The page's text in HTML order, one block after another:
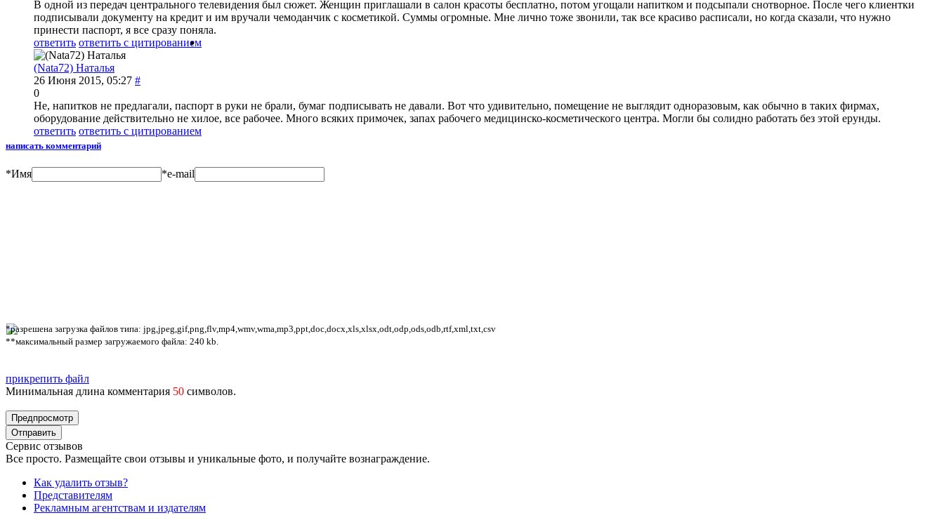
В одной из передач центрального телевидения был сюжет. Женщин приглашали в салон красоты бесплатно, потом угощали напитком и подсыпали снотворное. После чего клиентки
подписывали документу на кредит и им вручали чемоданчик с косметикой. Суммы огромные. Мне лично тоже звонили, так все красиво расписали, но когда сказали, что нужно
принести паспорт, я все сразу поняла.
ответить ответить с цитированием
(Nata72) Наталья
26 Июня 2015, 05:27 #
0
Не, напитков не предлагали, паспорт в руки не брали, бумаг подписывать не давали. Вот что удивительно, помещение не выглядит одноразовым, как обычно в таких фирмах,
оборудование действительно не хилое, все рабочее. Много всяких примочек, запах рабочего медицинско-косметического центра. Могли бы солидно работать без этой ерунды.
ответить ответить с цитированием
написать комментарий
*Имя *e-mail
*разрешена загрузка файлов типа: jpg,jpeg,gif,png,flv,mp4,wmv,wma,mp3,ppt,doc,docx,xls,xlsx,odt,odp,ods,odb,rtf,xml,txt,csv
**максимальный размер загружаемого файла: 240 kb.
прикрепить файл
Минимальная длина комментария 50 символов.
Сервис отзывов
Все просто. Размещайте свои отзывы и уникальные фото, и получайте вознаграждение.
Как удалить отзыв?
Представителям
Рекламным агентствам и издателям